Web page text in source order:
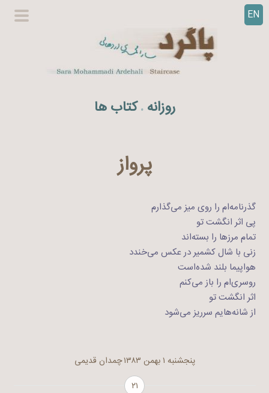
EN
روزانه . کتاب ها
پرواز
گذرنامه‌ام را روی میز می‌گذارم
پی اثر انگشت تو
تمام مرزها را بسته‌اند
زنی با شال کشمیر در عکس می‌خندد
هواپیما بلند شده‌است
روسری‌ام را باز می‌کنم
اثر انگشت تو
از شانه‌ها‌یم سرریز می‌شود
پنجشنبه ۱ بهمن ۱۳۸۳
چمدان قدیمی
۲۱